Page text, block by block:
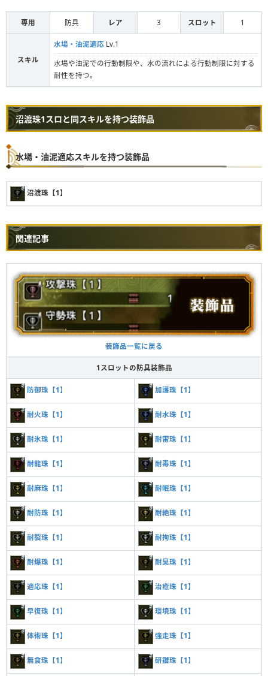
専用 防具 レア 3 スロット 1
スキル
水場・油泥適応 Lv.1
水場や油泥での行動制限や、水の流れによる行動制限に対する
耐性を持つ。
沼渡珠1スロと同スキルを持つ装飾品
水場・油泥適応スキルを持つ装飾品
沼渡珠【1】
関連記事
装飾品一覧に戻る
1スロットの防具装飾品
防御珠【1】 加護珠【1】
耐火珠【1】 耐水珠【1】
耐氷珠【1】 耐雷珠【1】
耐龍珠【1】 耐毒珠【1】
耐麻珠【1】 耐眠珠【1】
耐防珠【1】 耐絶珠【1】
耐裂珠【1】 耐拘珠【1】
耐爆珠【1】 耐臭珠【1】
適応珠【1】 治癒珠【1】
早復珠【1】 環境珠【1】
体術珠【1】 強走珠【1】
無食珠【1】 研鑽珠【1】